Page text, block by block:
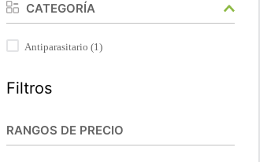
Filtros
CATEGORÍA
Antiparasitario (1)
RANGOS DE PRECIO